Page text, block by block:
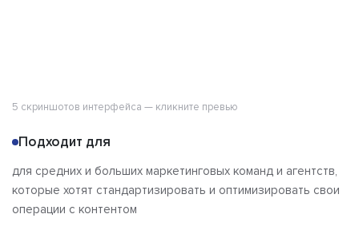
5 скриншотов интерфейса — кликните превью
Подходит для
для средних и больших маркетинговых команд и агентств,
которые хотят стандартизировать и оптимизировать свои
операции с контентом